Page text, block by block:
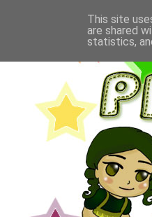
This site
are shared
statistics,